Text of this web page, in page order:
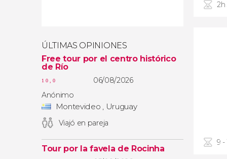
ÚLTIMAS OPINIONES
Free tour por el centro histórico
de Río
10,0
06/08/2026
Anónimo
Montevideo , Uruguay
Viajó en pareja
Tour por la favela de Rocinha
2h
9 -